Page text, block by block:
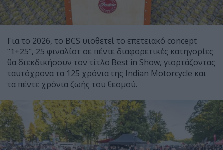
Για το 2026, το BCS υιοθετεί το επετειακό concept
"1+25", 25 φιναλίστ σε πέντε διαφορετικές κατηγορίες
θα διεκδικήσουν τον τίτλο Best in Show, γιορτάζοντας
ταυτόχρονα τα 125 χρόνια της Indian Motorcycle και
τα πέντε χρόνια ζωής του θεσμού.